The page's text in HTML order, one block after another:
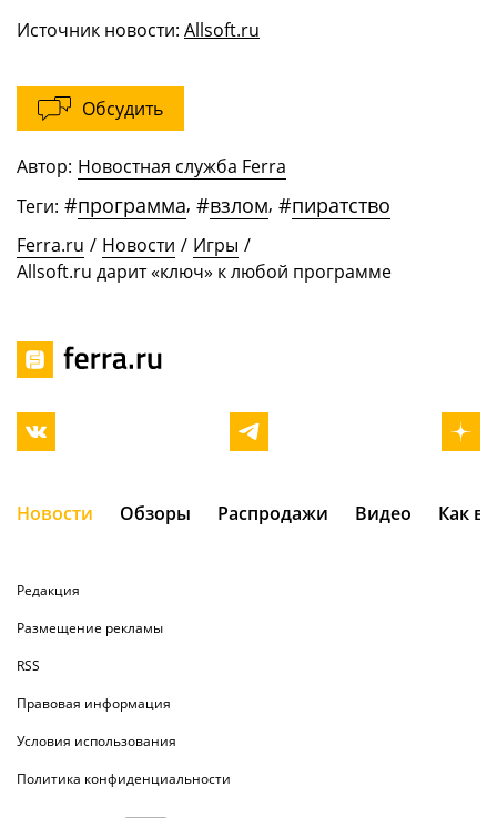
Источник новости: Allsoft.ru
Обсудить
Автор: Новостная служба Ferra
Теги: #программа, #взлом, #пиратство
Ferra.ru / Новости / Игры /
Allsoft.ru дарит «ключ» к любой программе
Новости Обзоры Распродажи Видео Как
Редакция
Размещение рекламы
RSS
Правовая информация
Условия использования
Политика конфиденциальности